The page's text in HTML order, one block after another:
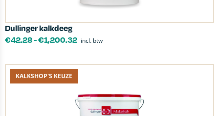
Dullinger kalkdeeg
€42.28-€1,200.32 incl. btw
KALKSHOP'S KEUZE